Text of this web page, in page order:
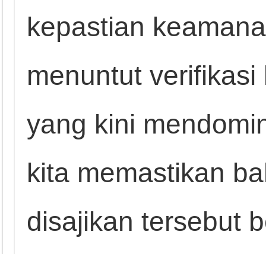
kepastian
menuntut
yang kini
kita memastikan
disajikan tersebut